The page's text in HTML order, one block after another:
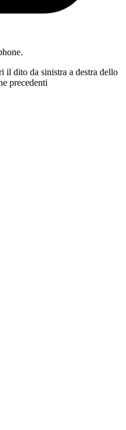
il dito da sinistra a destra dello
precedenti